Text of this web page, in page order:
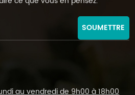
SOUMETTRE
au vendredi de 9h00 à 18h00